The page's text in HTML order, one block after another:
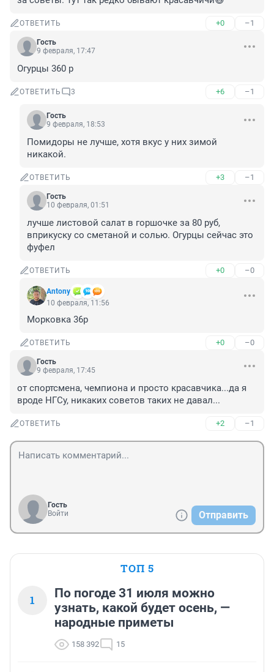
ОТВЕТИТЬ +0 –1
Гость
9 февраля, 17:47
Огурцы 360 р
ОТВЕТИТЬ 3 +6 –1
Гость
9 февраля, 18:53
Помидоры не лучше, хотя вкус у них зимой
никакой.
ОТВЕТИТЬ +3 –1
Гость
10 февраля, 01:51
лучше листовой салат в горшочке за 80 руб,
вприкуску со сметаной и солью. Огурцы сейчас это
фуфел
ОТВЕТИТЬ +0 –0
Antony
10 февраля, 11:56
Морковка 36р
ОТВЕТИТЬ +0 –0
Гость
9 февраля, 17:45
от спортсмена, чемпиона и просто красавчика...да я
вроде НГСу, никаких советов таких не давал...
ОТВЕТИТЬ +2 –1
Гость
Войти
Отправить
ТОП 5
1
По погоде 31 июля можно
узнать, какой будет осень, —
народные приметы
158 392 15